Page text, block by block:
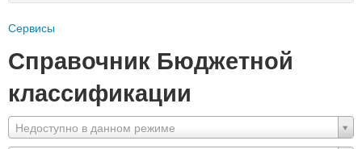
Сервисы
Справочник Бюджетной
классификации
Недоступно в данном режиме